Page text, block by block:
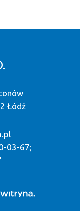
Łódź
03-67;